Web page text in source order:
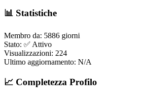
📊 Statistiche
Membro da: 5886 giorni
Stato: ✅ Attivo
Visualizzazioni: 224
Ultimo aggiornamento: N/A
📈 Completezza Profilo